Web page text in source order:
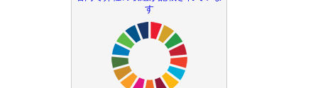
す